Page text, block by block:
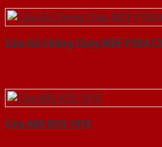
Cửa Gỗ Chống Cháy MDF P1R4 C1
Cửa ABS KOS 101E